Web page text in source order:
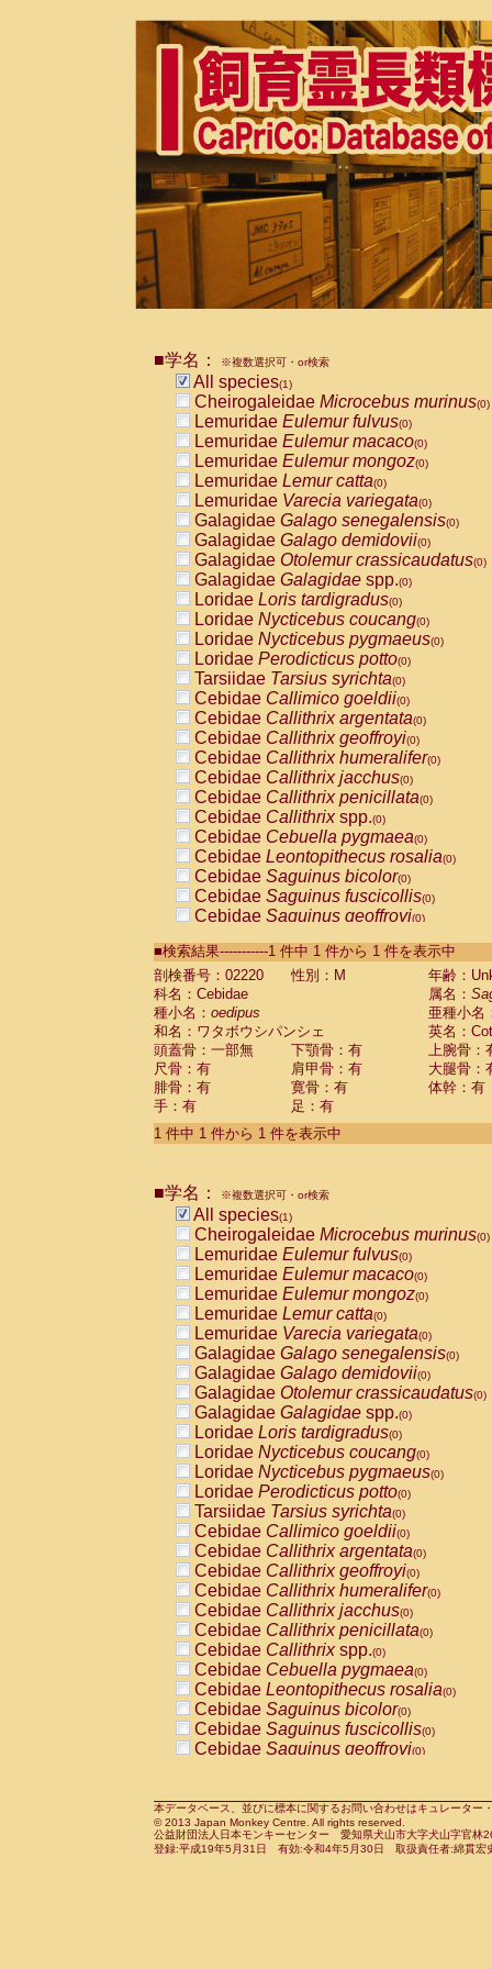
■学名： ※複数選択可・or検索
All species(1)
Cheirogaleidae Microcebus murinus(0)
Lemuridae Eulemur fulvus(0)
Lemuridae Eulemur macaco(0)
Lemuridae Eulemur mongoz(0)
Lemuridae Lemur catta(0)
Lemuridae Varecia variegata(0)
Galagidae Galago senegalensis(0)
Galagidae Galago demidovii(0)
Galagidae Otolemur crassicaudatus(0)
Galagidae Galagidae spp.(0)
Loridae Loris tardigradus(0)
Loridae Nycticebus coucang(0)
Loridae Nycticebus pygmaeus(0)
Loridae Perodicticus potto(0)
Tarsiidae Tarsius syrichta(0)
Cebidae Callimico goeldii(0)
Cebidae Callithrix argentata(0)
Cebidae Callithrix geoffroyi(0)
Cebidae Callithrix humeralifer(0)
Cebidae Callithrix jacchus(0)
Cebidae Callithrix penicillata(0)
Cebidae Callithrixspp.(0)
Cebidae Cebuella pygmaea(0)
Cebidae Leontopithecus rosalia(0)
Cebidae Saguinus bicolor(0)
Cebidae Saguinus fuscicollis(0)
Cebidae Saguinus geoffroyi(0)
CebidaeSaguinus labiatus(0)
Cebidae Saguinus leucopus (0)
Cebidae
Cebidae
CebidaeSaguinus nigricollis (0)
Cebidae Saguinus oedipus
Cebidae Saguinus weddelli
Cebidae Saguinusspp.
Cebidae Aotus trivirgatus
Cebidae Cebus albifrons
CebidaeCebus nigrivittatus
CebidaeCebus
CebidaeSaimiri boliviensis(0)
CebidaeSaimiri sciureus(0)
AtelidaeAlouatta caraya(0)
AtelidaeAlouatta fusca(0)
AtelidaeAlouatta seniculus
AtelidaeAlouattaspp.(0)
AtelidaeAteles belzebuth(0)
AtelidaeAteles geoffroyi(0)
AtelidaeAteles paniscus(0)
AtelidaeAtelesspp.(0)
Atelidae Lagothrix lagothricha
AtelidaeLagothrix lagothricha cana
PitheciidaeCacajao calvus
PitheciidaeCallicebus cupreus
PitheciidaeCallicebus donacophilus
PitheciidaeCallicebus moloch
PitheciidaeCallicebus torquatus
PitheciidaeCallicebusspp.(0)
PitheciidaeChiropotes satanas(0)
PitheciidaePithecia monachus
PitheciidaePithecia pithecia(0)
CercopithecidaeCercocebus agilis
CercopithecidaeCercocebus
CercopithecidaeCercocebus
CercopithecidaeCercocebus
CercopithecidaeCercocebus
CercopithecidaeCercocebushybrid
CercopithecidaePapio anubis(0)
CercopithecidaePapio cynocephalus
CercopithecidaePapio hamadryas(0)
■検索結果-----------1 件中 1 件から 1 件を表示中
剖検番号：02220
性別：M
年齢：
科名：Cebidae
属名：
種小名： oedipus
亜種小名
和名：ワタボウシパンシェ
英名：
頭蓋骨：一部無
下顎骨：有
上腕骨：
尺骨：有
肩甲骨：有
大腿骨：
腓骨：有
寛骨：有
体幹：有
手：有
足：有
1 件中 1 件から 1 件を表示中
■学名： ※複数選択可・or検索
All species(1)
Cheirogaleidae Microcebus murinus(0)
Lemuridae Eulemur fulvus(0)
Lemuridae Eulemur macaco(0)
Lemuridae Eulemur mongoz(0)
Lemuridae Lemur catta(0)
Lemuridae Varecia variegata(0)
Galagidae Galago senegalensis(0)
Galagidae Galago demidovii(0)
Galagidae Otolemur crassicaudatus(0)
Galagidae Galagidae spp.(0)
Loridae Loris tardigradus(0)
Loridae Nycticebus coucang(0)
Loridae Nycticebus pygmaeus(0)
Loridae Perodicticus potto(0)
Tarsiidae Tarsius syrichta(0)
Cebidae Callimico goeldii(0)
Cebidae Callithrix argentata(0)
Cebidae Callithrix geoffroyi(0)
Cebidae Callithrix humeralifer(0)
Cebidae Callithrix jacchus(0)
Cebidae Callithrix penicillata(0)
Cebidae Callithrixspp.(0)
Cebidae Cebuella pygmaea(0)
Cebidae Leontopithecus rosalia(0)
Cebidae Saguinus bicolor(0)
Cebidae Saguinus fuscicollis(0)
Cebidae Saguinus geoffroyi(0)
CebidaeSaguinus leucopus(0)
CebidaeSaguinus midas(0)
Cebidae Saguinus mystax(0)
本データベース、並びに標本に関するお問い合わせはキュレータ
© 2013 Japan Monkey Centre. All rights reserved.
公益財団法人日本モンキーセンター 愛知県犬山市大字犬山字官
登録:平成19年5月31日 有効:令和4年5月30日 取扱責任者:綿貫宏